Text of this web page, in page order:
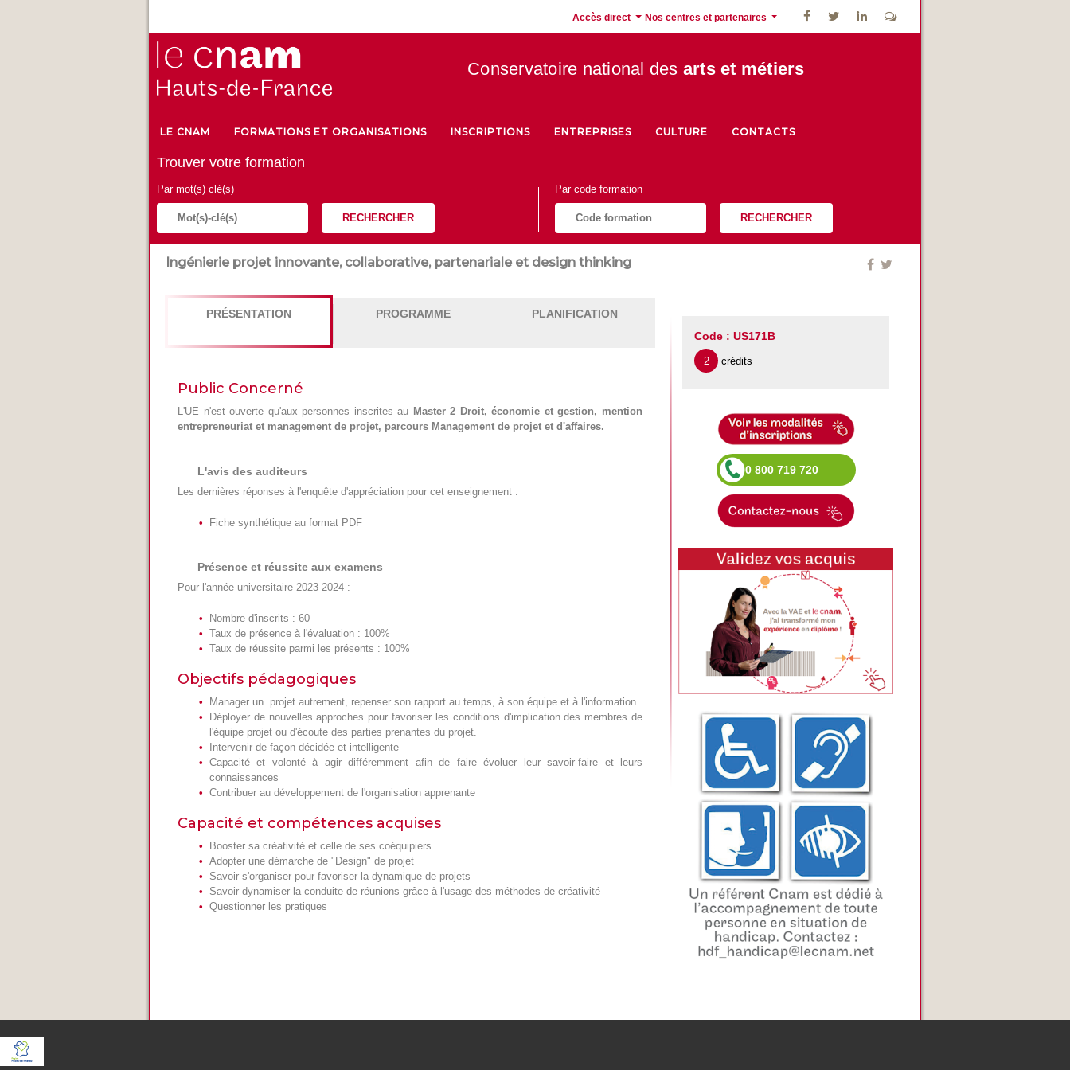
Accès direct Nos centres et partenaires
Conservatoire national des arts et métiers
LE CNAM FORMATIONS ET ORGANISATIONS INSCRIPTIONS ENTREPRISES CULTURE CONTACTS
Trouver votre formation
Par mot(s) clé(s)
RECHERCHER
Par code formation
RECHERCHER
Ingénierie projet innovante, collaborative, partenariale et design thinking
PRÉSENTATION PROGRAMME PLANIFICATION
Public Concerné
L'UE n'est ouverte qu'aux personnes inscrites au Master 2 Droit, économie et gestion, mention
entrepreneuriat et management de projet, parcours Management de projet et d'affaires.
L'avis des auditeurs
Les dernières réponses à l'enquête d'appréciation pour cet enseignement :
Fiche synthétique au format PDF
Présence et réussite aux examens
Pour l'année universitaire 2023-2024 :
Nombre d'inscrits : 60
Taux de présence à l'évaluation : 100%
Taux de réussite parmi les présents : 100%
Objectifs pédagogiques
Manager un projet autrement, repenser son rapport au temps, à son équipe et à l'information
Déployer de nouvelles approches pour favoriser les conditions d'implication des membres de
l'équipe projet ou d'écoute des parties prenantes du projet.
Intervenir de façon décidée et intelligente
Capacité et volonté à agir différemment afin de faire évoluer leur savoir-faire et leurs
connaissances
Contribuer au développement de l'organisation apprenante
Capacité et compétences acquises
Booster sa créativité et celle de ses coéquipiers
Adopter une démarche de "Design" de projet
Savoir s'organiser pour favoriser la dynamique de projets
Savoir dynamiser la conduite de réunions grâce à l'usage des méthodes de créativité
Questionner les pratiques
Code : US171B
2 crédits
0 800 719 720